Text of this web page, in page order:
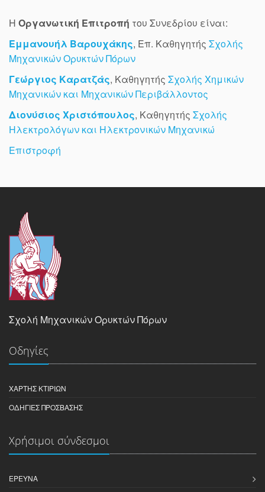
Η Οργανωτική Επιτροπή του Συνεδρίου είναι:
Εμμανουήλ Βαρουχάκης, Επ. Καθηγητής Σχολής
Μηχανικών Ορυκτών Πόρων
Γεώργιος Καρατζάς, Καθηγητής Σχολής Χημικών
Μηχανικών και Μηχανικών Περιβάλλοντος
Διονύσιος Χριστόπουλος, Καθηγητής Σχολής
Ηλεκτρολόγων και Ηλεκτρονικών Μηχανικώ
Επιστροφή
Σχολή Μηχανικών Ορυκτών Πόρων
Οδηγίες
ΧΆΡΤΗΣ ΚΤΙΡΊΩΝ
ΟΔΗΓΊΕΣ ΠΡΌΣΒΑΣΗΣ
Χρήσιμοι σύνδεσμοι
ΈΡΕΥΝΑ